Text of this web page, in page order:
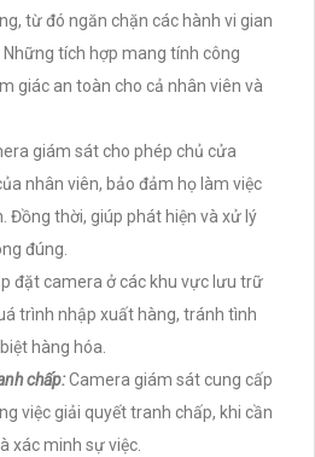
từ đó ngăn chặn các hành vi gian
tích hợp mang tính công
giác an toàn cho cả nhân viên và
giám sát cho phép chủ cửa
nhân viên, bảo đảm họ làm việc
Đồng thời, giúp phát hiện và xử lý
đúng.
đặt camera ở các khu vực lưu trữ
trình nhập xuất hàng, tránh tình
hàng hóa.
chấp:Camera giám sát cung cấp
việc giải quyết tranh chấp, khi cần
xác minh sự việc.